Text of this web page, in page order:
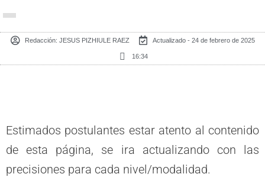
Redacción: JESUS PIZHIULE RAEZ Actualizado - 24 de febrero de 2025
16:34
Estimados postulantes estar atento al contenido
de esta página, se ira actualizando con las
precisiones para cada nivel/modalidad.